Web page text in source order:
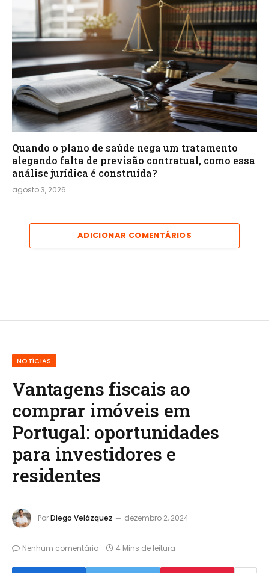
Quando o plano de saúde nega um tratamento
alegando falta de previsão contratual, como essa
análise jurídica é construída?
agosto 3, 2026
ADICIONAR COMENTÁRIOS
NOTÍCIAS
Vantagens fiscais ao
comprar imóveis em
Portugal: oportunidades
para investidores e
residentes
PorDiego Velázquez dezembro 2, 2024
Nenhum comentário 4 Mins de leitura